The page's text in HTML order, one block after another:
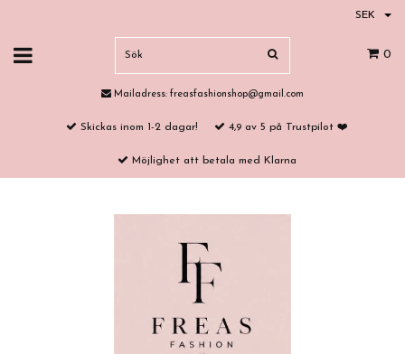
SEK
0
Mailadress: freasfashionshop@gmail.com
Skickas inom 1-2 dagar! 4,9 av 5 på Trustpilot ❤️
Möjlighet att betala med Klarna